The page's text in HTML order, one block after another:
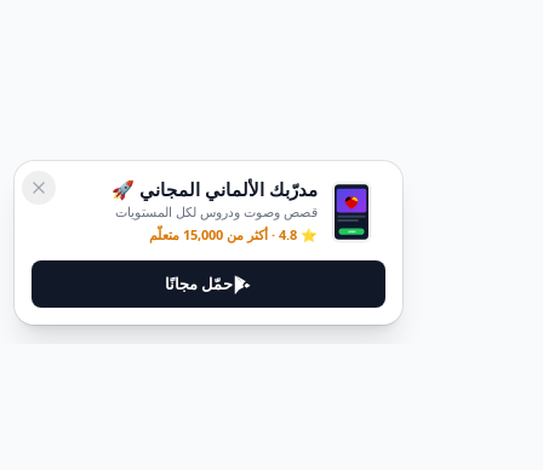
مدرّبك الألماني المجاني 🚀
قصص وصوت ودروس لكل المستويات
⭐ 4.8 · أكثر من 15,000 متعلّم
حمّل مجانًا